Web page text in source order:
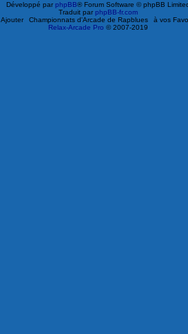
Développé parphpBB® Forum Software © phpBB
Traduit parphpBB-fr.com
Ajouter
Championnats d'Arcade de Rapblues
à vos
Relax-Arcade Pro © 2007-2019